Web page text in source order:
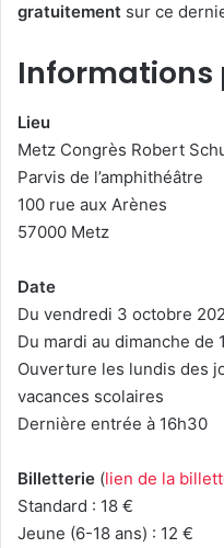
gratuitement sur ce
Informations
Lieu
Metz Congrès Robert
Parvis de l’amphithéâtre
100 rue aux Arènes
57000 Metz
Date
Du vendredi 3 octobre
Du mardi au dimanche de
Ouverture les lundis des
vacances scolaires
Dernière entrée à 16h30
Billetterie (lien de la
Standard : 18 €
Jeune (6-18 ans) : 12 €